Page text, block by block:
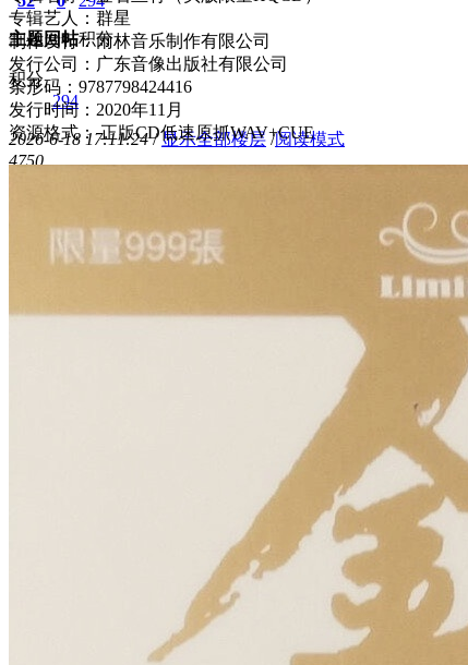
主题回帖积分
积分
294
2026-6-18 17:11:24 / 显示全部楼层 /阅读模式
4750
专辑艺人：群星
制作发行：雨林音乐制作有限公司
发行公司：广东音像出版社有限公司
条形码：9787798424416
发行时间：2020年11月
资源格式： 正版CD低速原抓WAV+CUE